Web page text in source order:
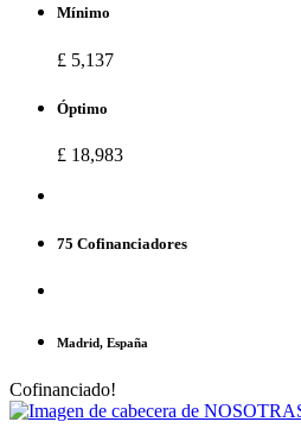
Mínimo
£ 5,137
Óptimo
£ 18,983
75 Cofinanciadores
Madrid, España
Cofinanciado!